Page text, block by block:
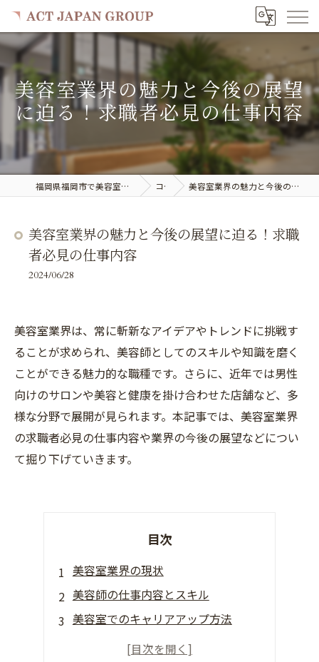
美容室業界の魅力と今後の展望
に迫る！求職者必見の仕事内容
福岡県福岡市で美容室の求人ならACT JAPAN GROUP コラム 美容室業界の魅力と今後の展望に迫る！求職者必見の仕事内容
美容室業界の魅力と今後の展望に迫る！求職
者必見の仕事内容
2024/06/28
美容室業界は、常に斬新なアイデアやトレンドに挑戦す
ることが求められ、美容師としてのスキルや知識を磨く
ことができる魅力的な職種です。さらに、近年では男性
向けのサロンや美容と健康を掛け合わせた店舗など、多
様な分野で展開が見られます。本記事では、美容室業界
の求職者必見の仕事内容や業界の今後の展望などについ
て掘り下げていきます。
目次
美容室業界の現状
美容師の仕事内容とスキル
美容室でのキャリアアップ方法
美容師としての魅力とやりがい